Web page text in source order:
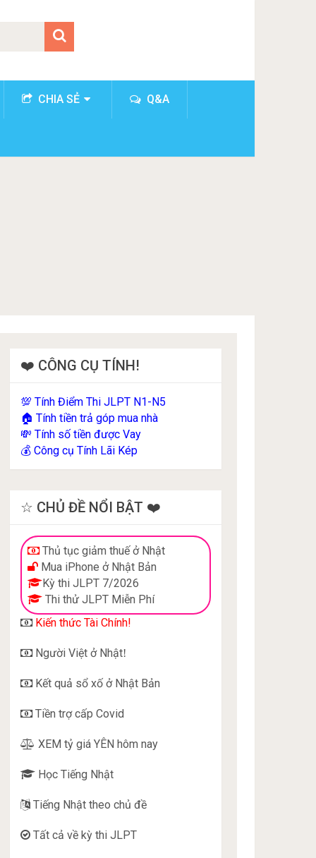
CHIA SẺ Q&A
❤️ CÔNG CỤ TÍNH!
💯Tính Điểm Thi JLPT N1-N5
🏠Tính tiền trả góp mua nhà
💸Tính số tiền được Vay
💰Công cụ Tính Lãi Kép
☆ CHỦ ĐỀ NỔI BẬT ❤️
Thủ tục giảm thuế ở Nhật
Mua iPhone ở Nhật Bản
Kỳ thi JLPT 7/2026
Thi thử JLPT Miễn Phí
Kiến thức Tài Chính!
Người Việt ở Nhật!
Kết quả sổ xố ở Nhật Bản
Tiền trợ cấp Covid
XEM tỷ giá YÊN hôm nay
Học Tiếng Nhật
Tiếng Nhật theo chủ đề
Tất cả về kỳ thi JLPT